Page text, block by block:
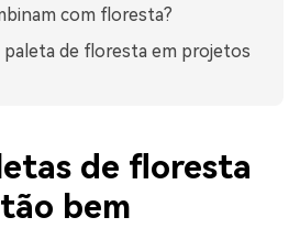
com floresta?
paleta de floresta em projetos
de floresta
bem